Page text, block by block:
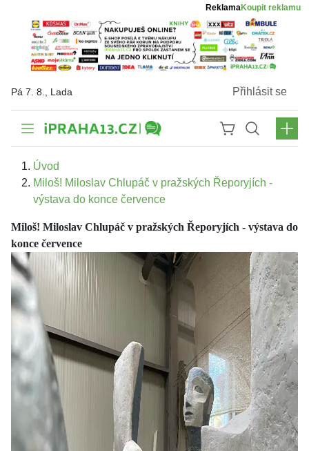
ReklamaKoupit reklamu
Pá 7. 8., Lada Přihlásit se
Úvod
Miloš! Miloslav Chlupáč v pražských Řeporyjích -
výstava do konce července
Miloš! Miloslav Chlupáč v pražských Řeporyjích - výstava do
konce července